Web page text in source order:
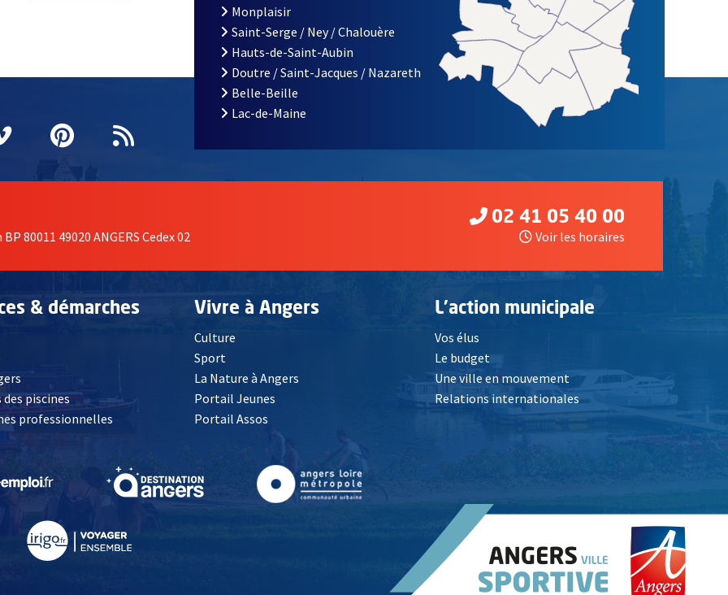
fenêtrefenêtre
une nouvelle fenêtre
Vimeo
, Ouvre une nouvelle fenêtre
Pinterest
, Ouvre une nouvelle fenêtre
Flux RSS
Monplaisir
Saint-Serge / Ney / Chalouère
Hauts-de-Saint-Aubin
Doutre / Saint-Jacques / Nazareth
Belle-Beille
Lac-de-Maine
80011 49020 ANGERS Cedex 02
02 41 05 40 00
Voir les horaires
& démarches
, Ouvre une nouvelle fenêtre
piscines
professionnelles
Vivre à Angers
Culture
Sport
La Nature à Angers
Portail Jeunes
Portail Assos
L'action municipale
Vos élus
Le budget
Une ville en mouvement
Relations internationales
fenêtre , Ouvre une nouvelle fenêtre , Ouvre une nouvelle fenêtre, Ouvre une nouvelle fenêtre